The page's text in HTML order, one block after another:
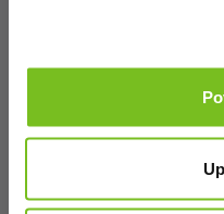
Většinou to bývá
Co dělat, když se